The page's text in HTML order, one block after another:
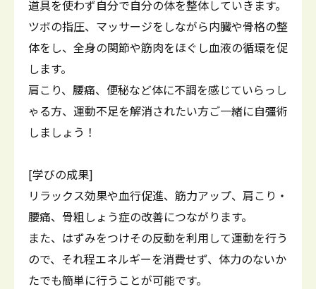
道具を使わず自分で自分の体を整体していきます。
ツボの指圧、マッサージをしながら内臓や骨格の整
体をし、全身の関節や筋肉をほぐし血液の循環を促
します。
肩こり、腰痛、便秘など体に不調を感じていらっし
ゃる方、運動不足を解消されたい方ご一緒に自彊術
しましょう！
[学びの成果]
リラックス効果や血行促進、筋力アップ、肩こり・
腰痛、骨粗しょう症の改善につながります。
また、はずみをつけその反動を利用して運動を行う
ので、それ程エネルギーを消費せず、体力のないか
たでも簡単に行うことが可能です。